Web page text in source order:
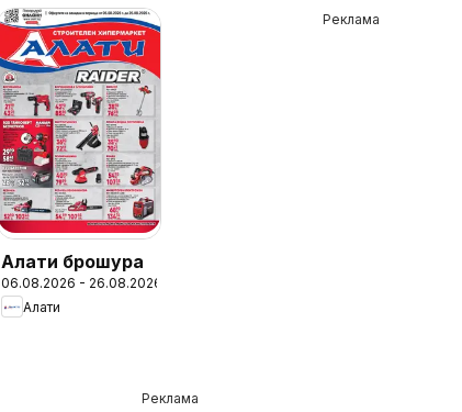
Алати брошура
06.08.2026 - 26.08.2026
Алати
Реклама
Реклама